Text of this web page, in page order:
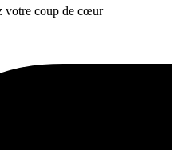
votre coup de cœur